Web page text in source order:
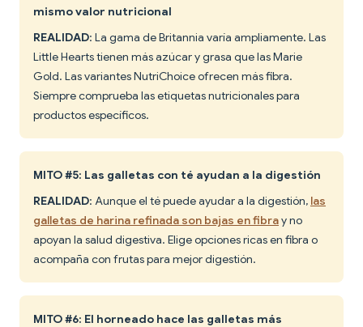
mismo valor nutricional
REALIDAD: La gama de Britannia varía ampliamente. Las
Little Hearts tienen más azúcar y grasa que las Marie
Gold. Las variantes NutriChoice ofrecen más fibra.
Siempre comprueba las etiquetas nutricionales para
productos específicos.
MITO #5: Las galletas con té ayudan a la digestión
REALIDAD: Aunque el té puede ayudar a la digestión, las
galletas de harina refinada son bajas en fibray no
apoyan la salud digestiva. Elige opciones ricas en fibra o
acompaña con frutas para mejor digestión.
MITO #6: El horneado hace las galletas más